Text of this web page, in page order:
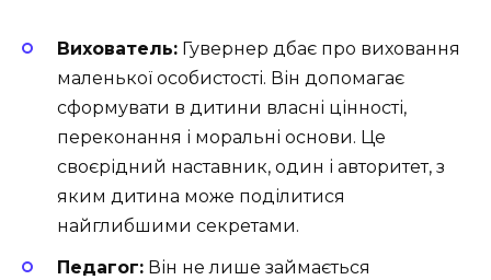
Вихователь: Гувернер дбає про виховання
маленької особистості. Він допомагає
сформувати в дитини власні цінності,
переконання і моральні основи. Це
своєрідний наставник, один і авторитет, з
яким дитина може поділитися
найглибшими секретами.
Педагог: Він не лише займається